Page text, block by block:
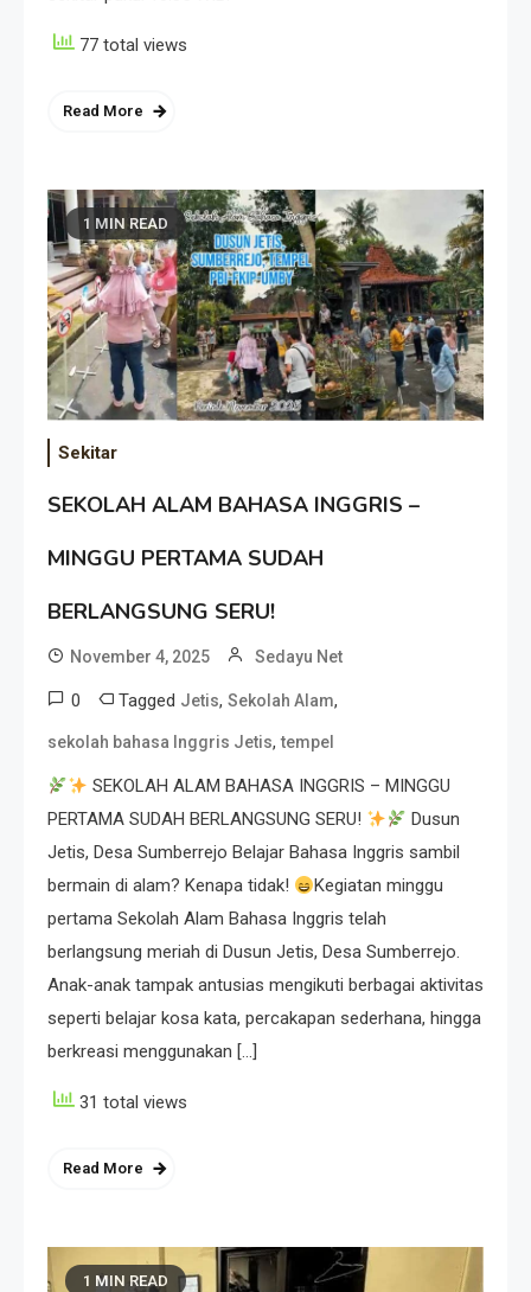
77 total views
Read More
1 MIN READ
Sekitar
SEKOLAH ALAM BAHASA INGGRIS –
MINGGU PERTAMA SUDAH
BERLANGSUNG SERU!
November 4, 2025 Sedayu Net
0 Tagged Jetis, Sekolah Alam,
sekolah bahasa Inggris Jetis,tempel
SEKOLAH ALAM BAHASA INGGRIS – MINGGU
PERTAMA SUDAH BERLANGSUNG SERU!
Dusun
Jetis, Desa Sumberrejo Belajar Bahasa Inggris sambil
bermain di alam? Kenapa tidak!
Kegiatan minggu
pertama Sekolah Alam Bahasa Inggris telah
berlangsung meriah di Dusun Jetis, Desa Sumberrejo.
Anak-anak tampak antusias mengikuti berbagai aktivitas
seperti belajar kosa kata, percakapan sederhana, hingga
berkreasi menggunakan […]
31 total views
Read More
1 MIN READ